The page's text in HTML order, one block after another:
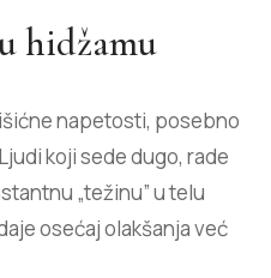
hidžamu
napetosti, posebno
koji sede dugo, rade
„težinu” u telu
osećaj olakšanja već